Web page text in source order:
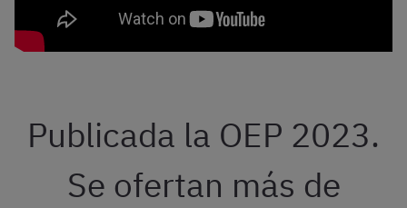
Publicada la OEP 2023.
Se ofertan más de